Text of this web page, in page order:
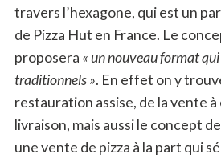
travers l’hexagone, qui est un
de Pizza Hut en France. Le
proposera « un nouveau format
traditionnels ». En effet on y
restauration assise, de la vente
livraison, mais aussi le concept
une vente de pizza à la part qui